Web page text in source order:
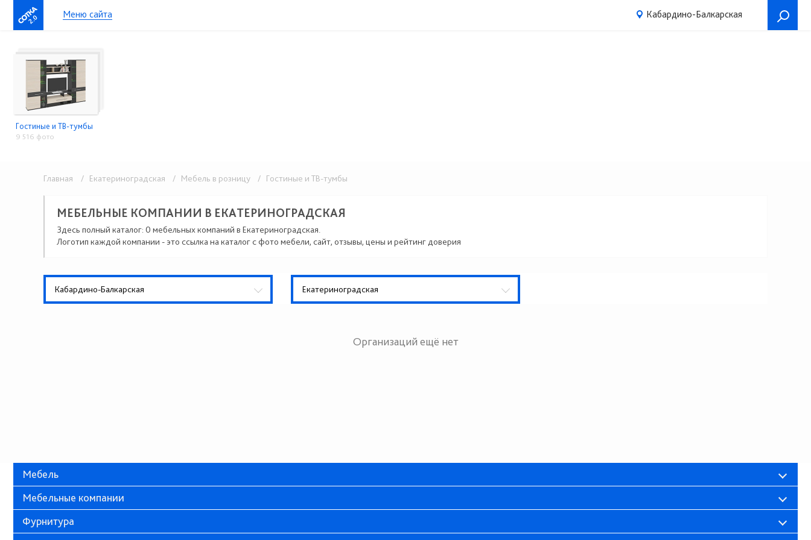
2.0 Меню сайта Кабардино-Балкарская
Гостиные и ТВ-тумбы
9 516 фото
Главная / Екатериноградская / Мебель в розницу / Гостиные и ТВ-тумбы
МЕБЕЛЬНЫЕ КОМПАНИИ В ЕКАТЕРИНОГРАДСКАЯ
Здесь полный каталог: 0 мебельных компаний в Екатериноградская.
Логотип каждой компании - это ссылка на каталог с фото мебели, сайт, отзывы, цены и рейтинг доверия
Кабардино-Балкарская Екатериноградская
Организаций ещё нет
Мебель
Мебельные компании
Фурнитура